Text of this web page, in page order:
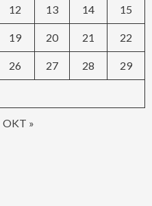
OKT »
12 13 14 15
19 20 21 22
26 27 28 29